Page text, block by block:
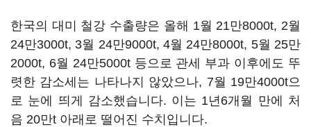
한국의 대미 철강 수출량은 올해 1월 21만8000t, 2월
24만3000t, 3월 24만9000t, 4월 24만8000t, 5월 25만
2000t, 6월 24만5000t 등으로 관세 부과 이후에도 뚜
렷한 감소세는 나타나지 않았으나, 7월 19만4000t으
로 눈에 띄게 감소했습니다. 이는 1년6개월 만에 처
음 20만t 아래로 떨어진 수치입니다.